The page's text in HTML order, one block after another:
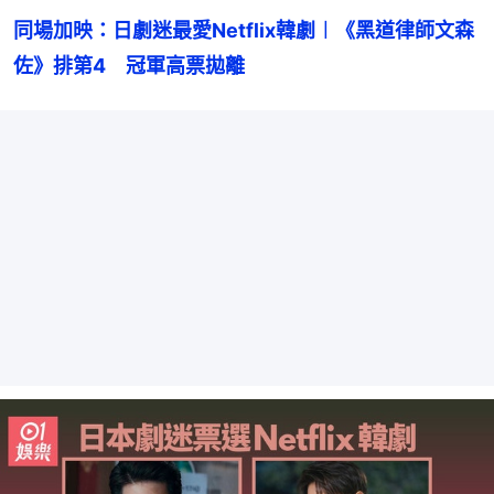
同場加映：日劇迷最愛Netflix韓劇︱《黑道律師文森
佐》排第4　冠軍高票拋離